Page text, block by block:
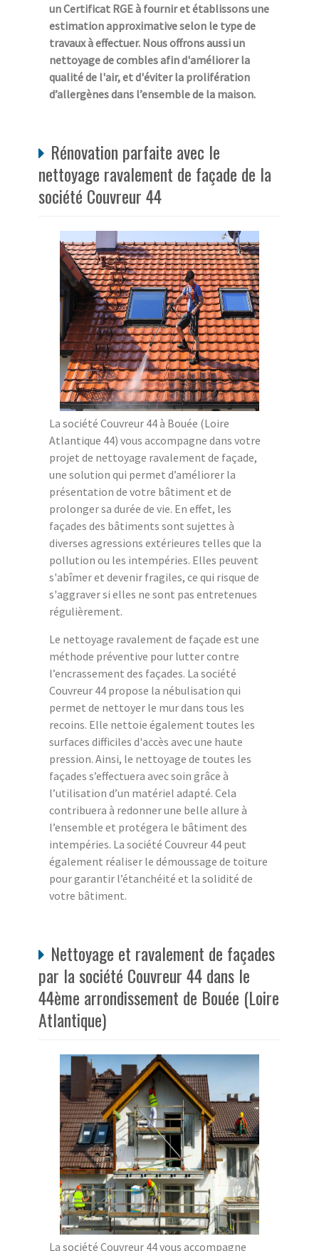
unCertificat RGEà fournir et établissons une
estimation approximative selon le type de
travaux à effectuer. Nous offrons aussi un
nettoyage de comblesafin d'améliorer la
qualité de l'air, et d'éviter la prolifération
d’allergènes dans l’ensemble de la maison.
Rénovation parfaite avec le
nettoyage ravalement de façade de la
société Couvreur 44
La société Couvreur 44 à Bouée (Loire
Atlantique 44) vous accompagne dans votre
projet de nettoyage ravalement de façade,
une solution qui permet d’améliorer la
présentation de votre bâtiment et de
prolonger sa durée de vie. En effet, les
façades des bâtiments sont sujettes à
diverses agressions extérieures telles que la
pollution ou les intempéries. Elles peuvent
s'abîmer et devenir fragiles, ce qui risque de
s'aggraver si elles ne sont pas entretenues
régulièrement.
Le nettoyage ravalement de façade est une
méthode préventive pour lutter contre
l’encrassement des façades. La société
Couvreur 44 propose la nébulisation qui
permet de nettoyer le mur dans tous les
recoins. Elle nettoie également toutes les
surfaces difficiles d'accès avec une haute
pression. Ainsi, le nettoyage de toutes les
façades s’effectuera avec soin grâce à
l’utilisation d’un matériel adapté. Cela
contribuera à redonner une belle allure à
l’ensemble et protégera le bâtiment des
intempéries. La société Couvreur 44 peut
également réaliser le démoussage de toiture
pour garantir l’étanchéité et la solidité de
votre bâtiment.
Nettoyage et ravalement de façades
par la société Couvreur 44 dans le
44ème arrondissement de Bouée (Loire
Atlantique)
La société Couvreur 44 vous accompagne